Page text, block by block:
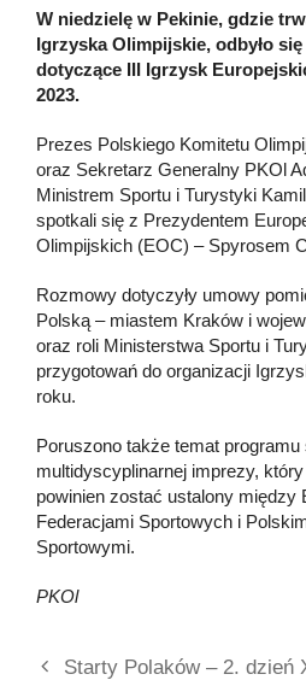
W niedzielę w Pekinie, gdzie
Igrzyska Olimpijskie, odbyło
dotyczące III Igrzysk
2023.
Prezes Polskiego Komitetu
oraz Sekretarz Generalny PKOl
Ministrem Sportu i Turystyki
spotkali się z Prezydentem
Olimpijskich (EOC) – Spyrosem
Rozmowy dotyczyły umowy
Polską – miastem Kraków i
oraz roli Ministerstwa Sportu i
przygotowań do organizacji
roku.
Poruszono także temat programu
multidyscyplinarnej imprezy,
powinien zostać ustalony między
Federacjami Sportowych i
Sportowymi.
PKOl
Starty Polaków – 2. dzień